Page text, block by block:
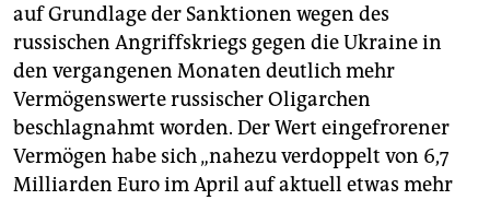
auf Grundlage der Sanktionen wegen des
russischen Angriffskriegs gegen die Ukraine in
den vergangenen Monaten deutlich mehr
Vermögenswerte russischer Oligarchen
beschlagnahmt worden. Der Wert eingefrorener
Vermögen habe sich „nahezu verdoppelt von 6,7
Milliarden Euro im April auf aktuell etwas mehr